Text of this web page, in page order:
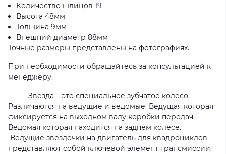
Количество шлицов 19
Высота 48мм
Толщина 9мм
Внешний диаметр 88мм
Точные размеры представлены на фотографиях.
При необходимости обращайтесь за консультацией к
менеджеру.
Звезда – это специальное зубчатое колесо.
Различаются на ведущие и ведомые. Ведущая которая
фиксируется на выходном валу коробки передач.
Ведомая которая находится на заднем колесе.
Ведущие звездочки на двигатель для квадроциклов
представляют собой ключевой элемент трансмиссии,